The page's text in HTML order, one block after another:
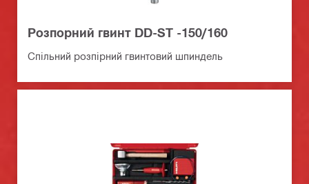
Розпорний гвинт DD-ST -150/160
Спільний розпірний гвинтовий шпиндель